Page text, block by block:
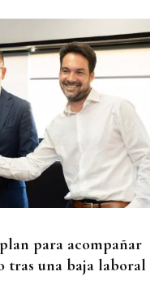
para acompañar
una baja laboral